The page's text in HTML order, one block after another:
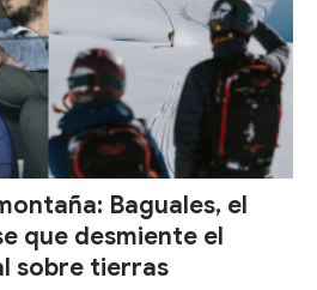
Baguales, el
que desmiente el
sobre tierras